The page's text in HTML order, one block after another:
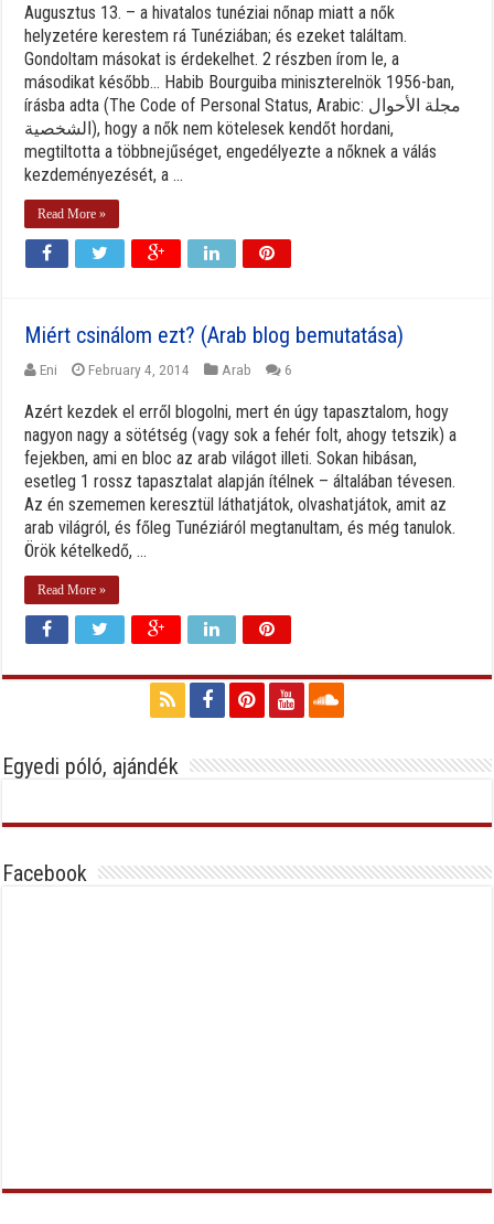
Augusztus 13. – a hivatalos tunéziai nőnap miatt a nők
helyzetére kerestem rá Tunéziában; és ezeket találtam.
Gondoltam másokat is érdekelhet. 2 részben írom le, a
másodikat később… Habib Bourguiba miniszterelnök 1956-ban,
írásba adta (The Code of Personal Status, Arabic: مجلة الأحوال
الشخصية), hogy a nők nem kötelesek kendőt hordani,
megtiltotta a többnejűséget, engedélyezte a nőknek a válás
kezdeményezését, a ...
Read More »
Miért csinálom ezt? (Arab blog bemutatása)
Eni February 4, 2014 Arab 6
Azért kezdek el erről blogolni, mert én úgy tapasztalom, hogy
nagyon nagy a sötétség (vagy sok a fehér folt, ahogy tetszik) a
fejekben, ami en bloc az arab világot illeti. Sokan hibásan,
esetleg 1 rossz tapasztalat alapján ítélnek – általában tévesen.
Az én szememen keresztül láthatjátok, olvashatjátok, amit az
arab világról, és főleg Tunéziáról megtanultam, és még tanulok.
Örök kételkedő, ...
Read More »
Egyedi póló, ajándék
Facebook